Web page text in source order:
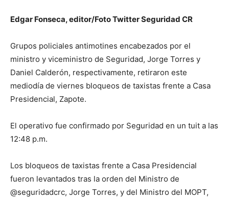
Edgar Fonseca, editor/Foto Twitter Seguridad CR
Grupos policiales antimotines encabezados por el
ministro y viceministro de Seguridad, Jorge Torres y
Daniel Calderón, respectivamente, retiraron este
mediodía de viernes bloqueos de taxistas frente a Casa
Presidencial, Zapote.
El operativo fue confirmado por Seguridad en un tuit a las
12:48 p.m.
Los bloqueos de taxistas frente a Casa Presidencial
fueron levantados tras la orden del Ministro de
@seguridadcrc, Jorge Torres, y del Ministro del MOPT,